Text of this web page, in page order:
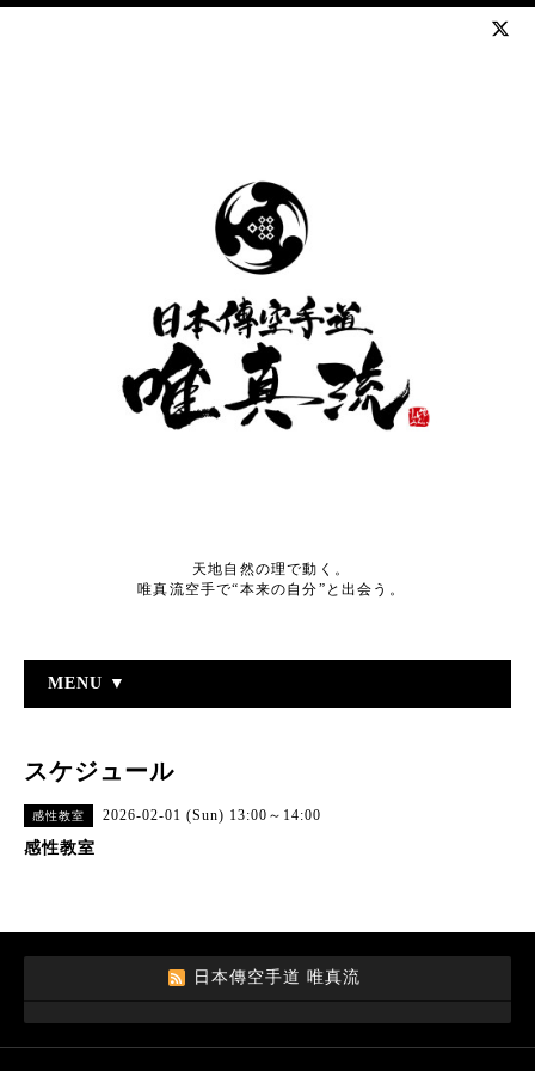
天地自然の理で動く。
唯真流空手で“本来の自分”と出会う。
MENU ▼
スケジュール
感性教室 2026-02-01 (Sun) 13:00～14:00
感性教室
日本傳空手道 唯真流